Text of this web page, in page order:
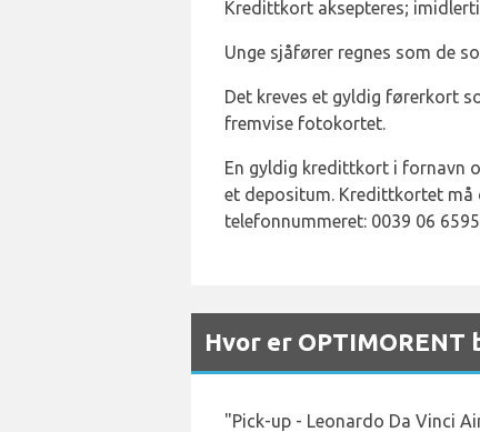
Kredittkort aksepteres;
Unge sjåfører regnes som de
Det kreves et gyldig førerkort
fremvise fotokortet.
En gyldig kredittkort i fornavn
et depositum. Kredittkortet må
telefonnummeret: 0039 06
Hvor er
"Pick-up - Leonardo Da Vinci